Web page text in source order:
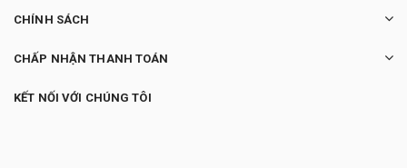
CHÍNH SÁCH
CHẤP NHẬN THANH TOÁN
KẾT NỐI VỚI CHÚNG TÔI